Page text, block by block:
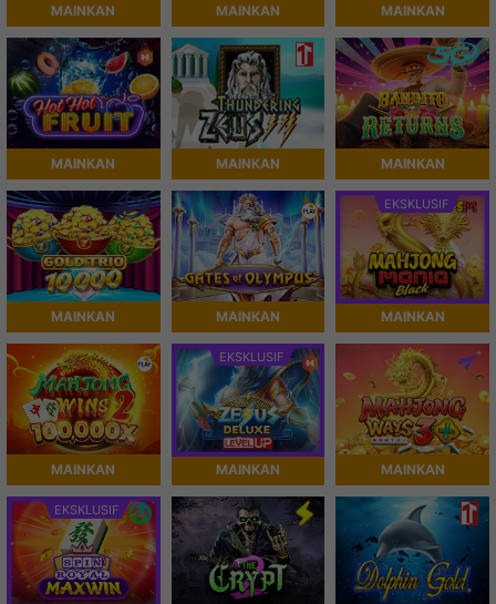
MAINKAN MAINKAN MAINKAN
MAINKAN MAINKAN MAINKAN
MAINKAN MAINKAN
EKSKLUSIF
MAINKAN
MAINKAN
EKSKLUSIF
MAINKAN MAINKAN
EKSKLUSIF